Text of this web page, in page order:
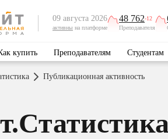
09 августа 2026
активны на платформе
48 762-12
Преподавателя
купить Преподавателям Студентам
Публикационная активность